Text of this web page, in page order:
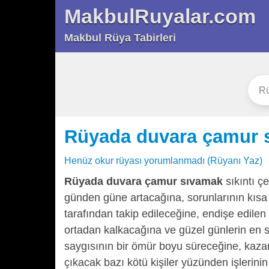
MakbulRuyalar.com
Makbul Rüya Tabirleri
Rüyada duvara çamur
Henüz okur rüyası yorumlanmadı (Rüyanı Yaz)
Rüyada duvara çamur sıvamak sıkıntı
günden güne artacağına, sorunlarının
tarafından takip edileceğine, endişe
ortadan kalkacağına ve güzel günlerin en
saygısının bir ömür boyu süreceğine,
çıkacak bazı kötü kişiler yüzünden